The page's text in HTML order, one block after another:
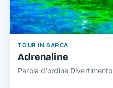
TOUR IN BARCA
Adrenaline
Parola d'ordine Divertimento